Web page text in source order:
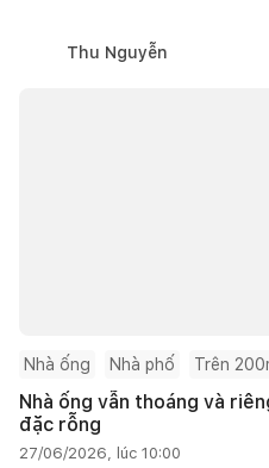
Thu Nguyễn
Nhà ống Nhà phố Trên
Nhà ống vẫn thoáng và
đặc rỗng
27/06/2026, lúc 10:00